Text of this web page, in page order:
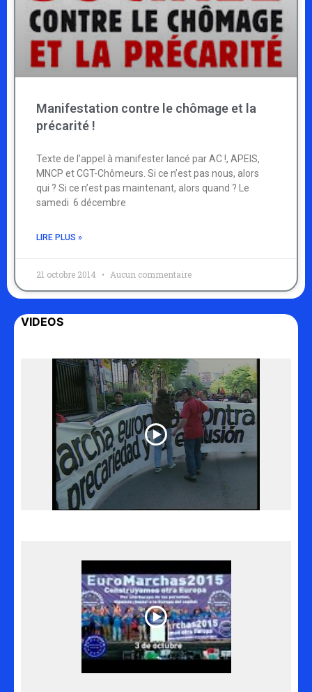
Manifestation contre le chômage et la
précarité !
Texte de l’appel à manifester lancé par AC !, APEIS,
MNCP et CGT-Chômeurs. Si ce n’est pas nous, alors
qui ? Si ce n’est pas maintenant, alors quand ? Le
samedi 6 décembre
LIRE PLUS »
21 octobre 2014 Aucun commentaire
VIDEOS